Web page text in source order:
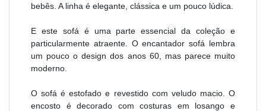
bebês. A linha é elegante, clássica e um pouco lúdica.
E este sofá é uma parte essencial da coleção e
particularmente atraente. O encantador sofá lembra
um pouco o design dos anos 60, mas parece muito
moderno.
O sofá é estofado e revestido com veludo macio. O
encosto é decorado com costuras em losango e